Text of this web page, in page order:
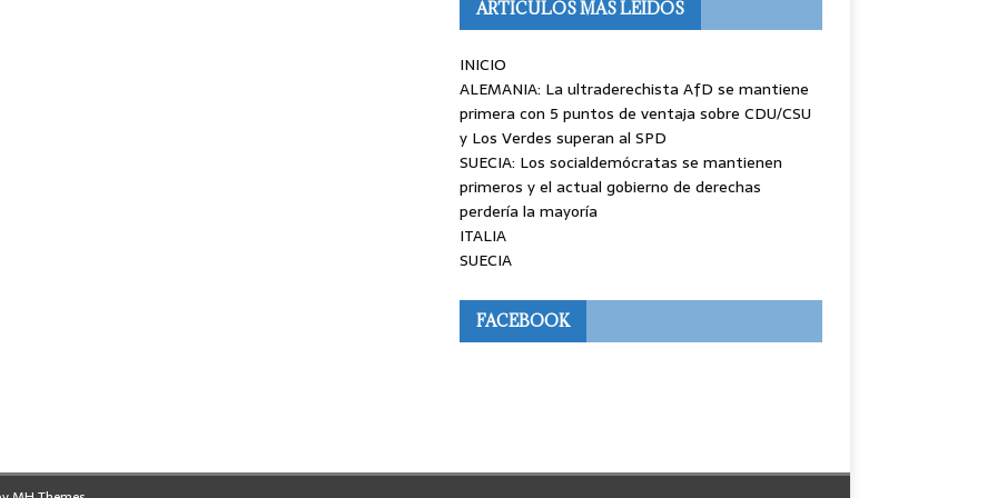
ARTÍCULOS MÁS LEÍDOS
INICIO
ALEMANIA: La ultraderechista AfD se mantiene
primera con 5 puntos de ventaja sobre CDU/CSU
y Los Verdes superan al SPD
SUECIA: Los socialdemócratas se mantienen
primeros y el actual gobierno de derechas
perdería la mayoría
ITALIA
SUECIA
FACEBOOK